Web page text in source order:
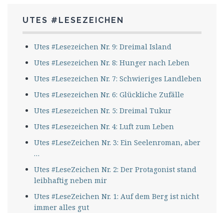
UTES #LESEZEICHEN
Utes #Lesezeichen Nr. 9: Dreimal Island
Utes #Lesezeichen Nr. 8: Hunger nach Leben
Utes #Lesezeichen Nr. 7: Schwieriges Landleben
Utes #Lesezeichen Nr. 6: Glückliche Zufälle
Utes #Lesezeichen Nr. 5: Dreimal Tukur
Utes #Lesezeichen Nr. 4: Luft zum Leben
Utes #LeseZeichen Nr. 3: Ein Seelenroman, aber
…
Utes #LeseZeichen Nr. 2: Der Protagonist stand
leibhaftig neben mir
Utes #LeseZeichen Nr. 1: Auf dem Berg ist nicht
immer alles gut